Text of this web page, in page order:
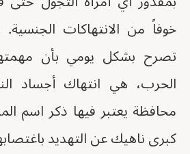
خوفاً من الانتهاكات
تصرح بشكل يومي بأن
الحرب، هي انتهاك أجساد
محافظة يعتبر فيها ذكر اسم
كبرى ناهيك عن التهديد